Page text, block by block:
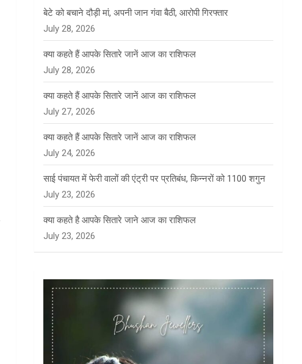
बेटे को बचाने दौड़ी मां, अपनी जान गंवा बैठी, आरोपी गिरफ्तार
July 28, 2026
क्या कहते हैं आपके सितारे जानें आज का राशिफल
July 28, 2026
क्या कहते हैं आपके सितारे जानें आज का राशिफल
July 27, 2026
क्या कहते हैं आपके सितारे जानें आज का राशिफल
July 24, 2026
साई पंचायत में फेरी वालों की एंट्री पर प्रतिबंध, किन्नरों को 1100 शगुन
July 23, 2026
क्या कहते है आपके सितारे जाने आज का राशिफल
July 23, 2026